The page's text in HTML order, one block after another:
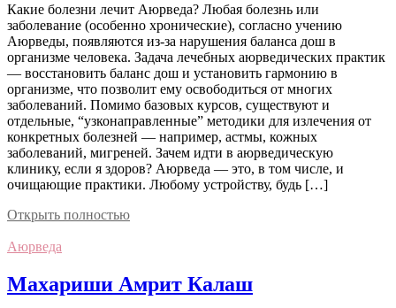
Какие болезни лечит Аюрведа? Любая болезнь или
заболевание (особенно хронические), согласно учению
Аюрведы, появляются из-за нарушения баланса дош в
организме человека. Задача лечебных аюрведических практик
— восстановить баланс дош и установить гармонию в
организме, что позволит ему освободиться от многих
заболеваний. Помимо базовых курсов, существуют и
отдельные, “узконаправленные” методики для излечения от
конкретных болезней — например, астмы, кожных
заболеваний, мигреней. Зачем идти в аюрведическую
клинику, если я здоров? Аюрведа — это, в том числе, и
очищающие практики. Любому устройству, будь […]
Открыть полностью
Аюрведа
Махариши Амрит Калаш